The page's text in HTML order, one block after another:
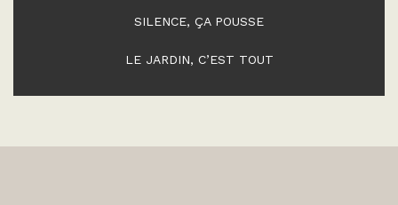
SILENCE, ÇA POUSSE
LE JARDIN, C’EST TOUT